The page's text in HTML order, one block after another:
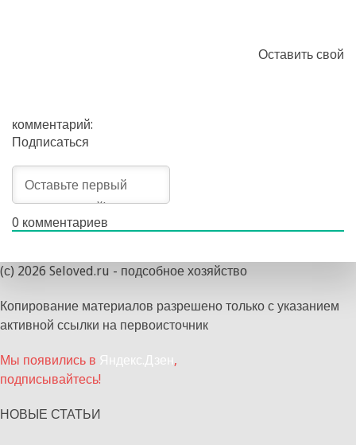
Оставить свой
комментарий:
Подписаться
0 комментариев
(с) 2026 Seloved.ru - подсобное хозяйство
Копирование материалов разрешено только с указанием
активной ссылки на первоисточник
Мы появились в Яндекс.Дзен,
подписывайтесь!
НОВЫЕ СТАТЬИ